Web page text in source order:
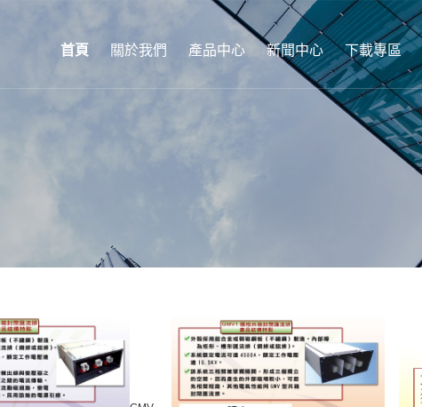
首頁 關於我們 產品中心 新聞中心 下載專區